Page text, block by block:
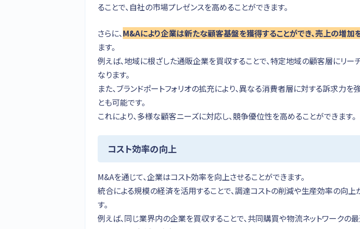
ることで、自社の市場プレゼンスを高めることができます。
さらに、M&Aにより企業は新たな顧客基盤を獲得することができ、売上の増加
ます。
例えば、地域に根ざした通販企業を買収することで、特定地域の顧客層にリー
なります。
また、ブランドポートフォリオの拡充により、異なる消費者層に対する訴求力を
とも可能です。
これにより、多様な顧客ニーズに対応し、競争優位性を高めることができます。
コスト効率の向上
M&Aを通じて、企業はコスト効率を向上させることができます。
統合による規模の経済を活用することで、調達コストの削減や生産効率の向上
す。
例えば、同じ業界内の企業を買収することで、共同購買や物流ネットワークの